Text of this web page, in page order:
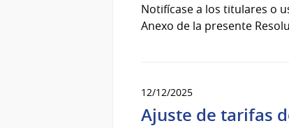
Notifícase a los titulares o
Anexo de la presente
12/12/2025
Ajuste de tarifas